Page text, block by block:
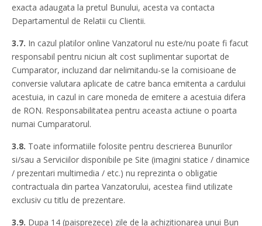
exacta adaugata la pretul Bunului, acesta va contacta
Departamentul de Relatii cu Clientii.
3.7. In cazul platilor online Vanzatorul nu este/nu poate fi facut
responsabil pentru niciun alt cost suplimentar suportat de
Cumparator, incluzand dar nelimitandu-se la comisioane de
conversie valutara aplicate de catre banca emitenta a cardului
acestuia, in cazul in care moneda de emitere a acestuia difera
de RON. Responsabilitatea pentru aceasta actiune o poarta
numai Cumparatorul.
3.8. Toate informatiile folosite pentru descrierea Bunurilor
si/sau a Serviciilor disponibile pe Site (imagini statice / dinamice
/ prezentari multimedia / etc.) nu reprezinta o obligatie
contractuala din partea Vanzatorului, acestea fiind utilizate
exclusiv cu titlu de prezentare.
3.9. Dupa 14 (paisprezece) zile de la achizitionarea unui Bun